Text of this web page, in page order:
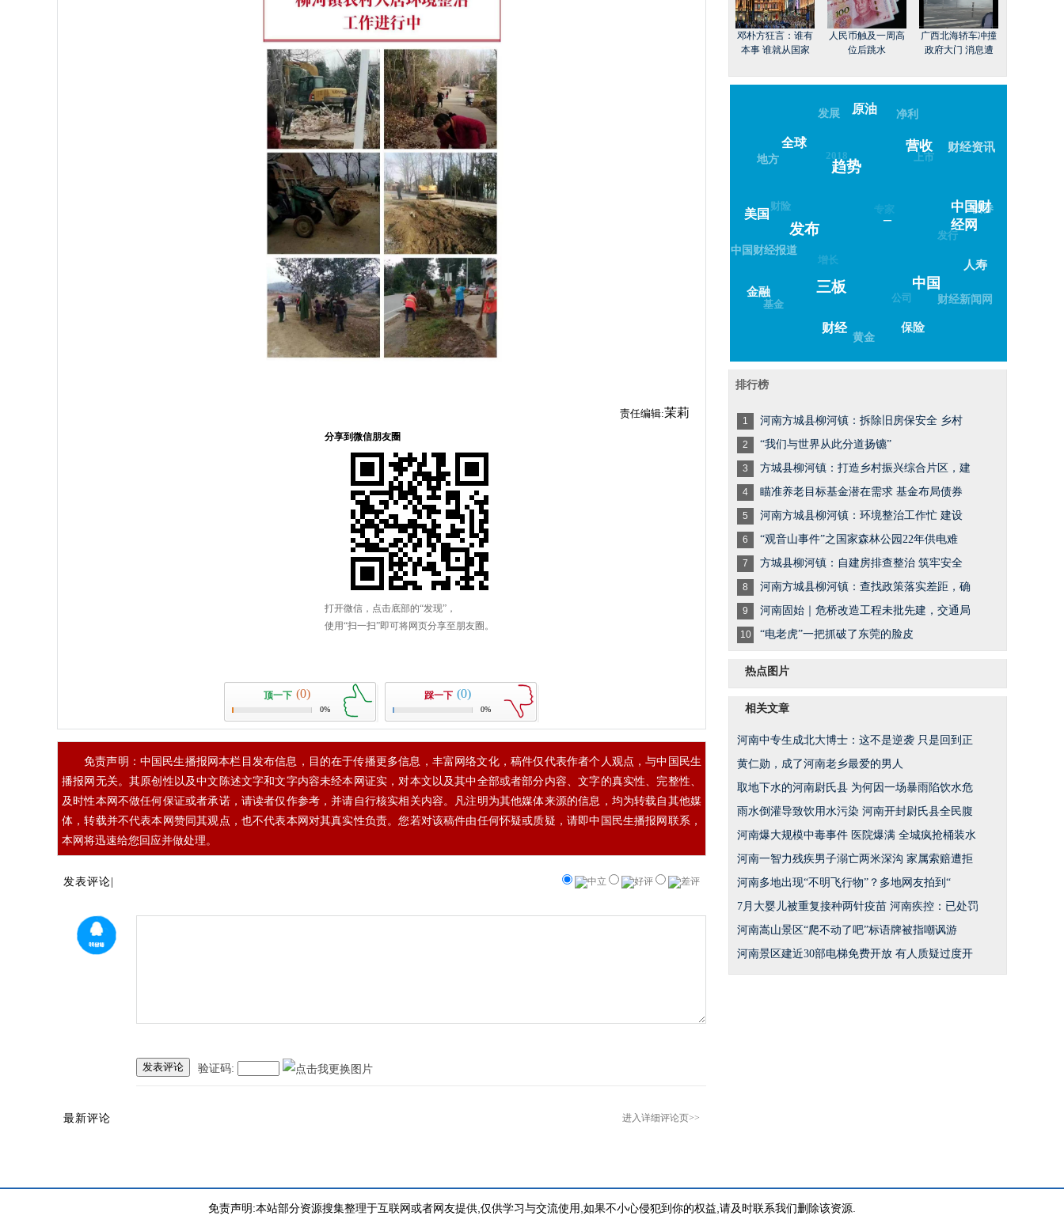
责任编辑:茉莉
顶一下 (0)
0%
踩一下 (0)
0%
免责声明：中国民生播报网本栏目发布信息，目的在于传播更多信息，丰富网络文化，稿件仅代表作者个人观点，与中国民生
播报网无关。其原创性以及中文陈述文字和文字内容未经本网证实，对本文以及其中全部或者部分内容、文字的真实性、完整性、
及时性本网不做任何保证或者承诺，请读者仅作参考，并请自行核实相关内容。凡注明为其他媒体来源的信息，均为转载自其他媒
体，转载并不代表本网赞同其观点，也不代表本网对其真实性负责。您若对该稿件由任何怀疑或质疑，请即中国民生播报网联系，
本网将迅速给您回应并做处理。
发表评论| 中立 好评 差评
发表评论 验证码:
最新评论 进入详细评论页>>
邓朴方狂言：谁有
本事 谁就从国家
人民币触及一周高
位后跳水
广西北海轿车冲撞
政府大门 消息遭
金融
财经
三板
发布
美国
中国财经报道
基金
黄金
保险
中国
–
趋势
全球
地方
财险
增长
公司 财经新闻网
人寿
中国财经
网
营收
原油
发展
2018
专家
发行
债券
财经资讯
净利
上市
排行榜
1 河南方城县柳河镇：拆除旧房保安全 乡村
2 “我们与世界从此分道扬镳”
3 方城县柳河镇：打造乡村振兴综合片区，建
4 瞄准养老目标基金潜在需求 基金布局债券
5 河南方城县柳河镇：环境整治工作忙 建设
6 “观音山事件”之国家森林公园22年供电难
7 方城县柳河镇：自建房排查整治 筑牢安全
8 河南方城县柳河镇：查找政策落实差距，确
9 河南固始｜危桥改造工程未批先建，交通局
10 “电老虎”一把抓破了东莞的脸皮
热点图片
相关文章
河南中专生成北大博士：这不是逆袭 只是回到正
黄仁勋，成了河南老乡最爱的男人
取地下水的河南尉氏县 为何因一场暴雨陷饮水危
雨水倒灌导致饮用水污染 河南开封尉氏县全民腹
河南爆大规模中毒事件 医院爆满 全城疯抢桶装水
河南一智力残疾男子溺亡两米深沟 家属索赔遭拒
河南多地出现“不明飞行物”？多地网友拍到“
7月大婴儿被重复接种两针疫苗 河南疾控：已处罚
河南嵩山景区“爬不动了吧”标语牌被指嘲讽游
河南景区建近30部电梯免费开放 有人质疑过度开
免责声明:本站部分资源搜集整理于互联网或者网友提供,仅供学习与交流使用,如果不小心侵犯到你的权益,请及时联系我们删除该资源.